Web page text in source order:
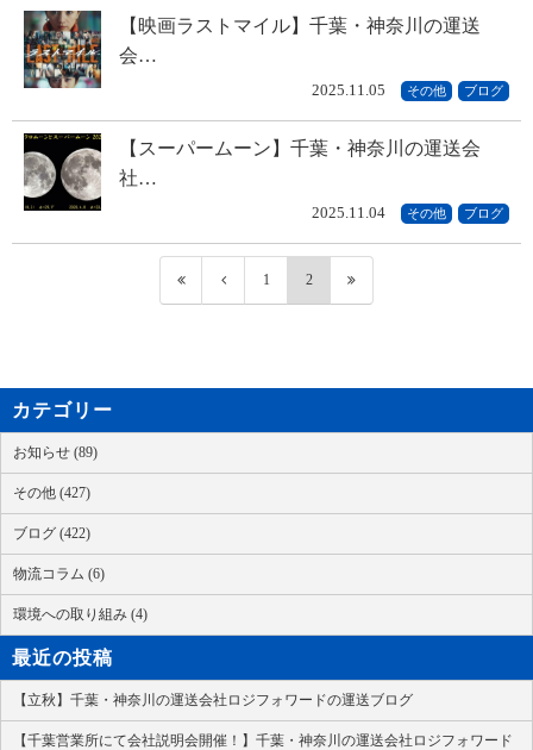
【映画ラストマイル】千葉・神奈川の運送
会…
2025.11.05 その他 ブログ
【スーパームーン】千葉・神奈川の運送会
社…
2025.11.04 その他 ブログ
1 2
カテゴリー
お知らせ (89)
その他 (427)
ブログ (422)
物流コラム (6)
環境への取り組み (4)
最近の投稿
【立秋】千葉・神奈川の運送会社ロジフォワードの運送ブログ
【千葉営業所にて会社説明会開催！】千葉・神奈川の運送会社ロジフォワード